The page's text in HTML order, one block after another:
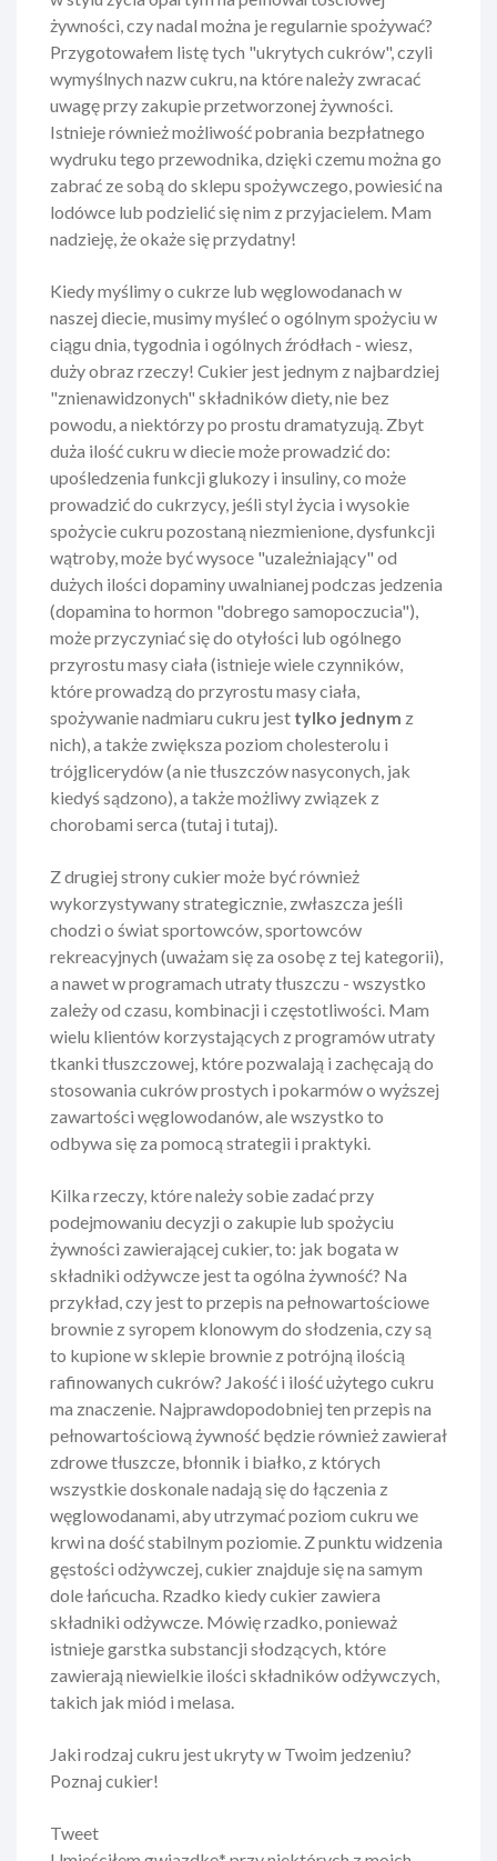
żywności, czy nadal można je regularnie spożywać?
Przygotowałem listę tych "ukrytych cukrów", czyli
wymyślnych nazw cukru, na które należy zwracać
uwagę przy zakupie przetworzonej żywności.
Istnieje również możliwość pobrania bezpłatnego
wydruku tego przewodnika, dzięki czemu można go
zabrać ze sobą do sklepu spożywczego, powiesić na
lodówce lub podzielić się nim z przyjacielem. Mam
nadzieję, że okaże się przydatny!
Kiedy myślimy o cukrze lub węglowodanach w
naszej diecie, musimy myśleć o ogólnym spożyciu w
ciągu dnia, tygodnia i ogólnych źródłach - wiesz,
duży obraz rzeczy! Cukier jest jednym z najbardziej
"znienawidzonych" składników diety, nie bez
powodu, a niektórzy po prostu dramatyzują. Zbyt
duża ilość cukru w diecie może prowadzić do:
upośledzenia funkcji glukozy i insuliny, co może
prowadzić do cukrzycy, jeśli styl życia i wysokie
spożycie cukru pozostaną niezmienione, dysfunkcji
wątroby, może być wysoce "uzależniający" od
dużych ilości dopaminy uwalnianej podczas jedzenia
(dopamina to hormon "dobrego samopoczucia"),
może przyczyniać się do otyłości lub ogólnego
przyrostu masy ciała (istnieje wiele czynników,
które prowadzą do przyrostu masy ciała,
spożywanie nadmiaru cukru jest tylko jednym z
nich), a także zwiększa poziom cholesterolu i
trójglicerydów (a nie tłuszczów nasyconych, jak
kiedyś sądzono), a także możliwy związek z
chorobami serca (tutaj i tutaj).
Z drugiej strony cukier może być również
wykorzystywany strategicznie, zwłaszcza jeśli
chodzi o świat sportowców, sportowców
rekreacyjnych (uważam się za osobę z tej kategorii),
a nawet w programach utraty tłuszczu - wszystko
zależy od czasu, kombinacji i częstotliwości. Mam
wielu klientów korzystających z programów utraty
tkanki tłuszczowej, które pozwalają i zachęcają do
stosowania cukrów prostych i pokarmów o wyższej
zawartości węglowodanów, ale wszystko to
odbywa się za pomocą strategii i praktyki.
Kilka rzeczy, które należy sobie zadać przy
podejmowaniu decyzji o zakupie lub spożyciu
żywności zawierającej cukier, to: jak bogata w
składniki odżywcze jest ta ogólna żywność? Na
przykład, czy jest to przepis na pełnowartościowe
brownie z syropem klonowym do słodzenia, czy są
to kupione w sklepie brownie z potrójną ilością
rafinowanych cukrów? Jakość i ilość użytego cukru
ma znaczenie. Najprawdopodobniej ten przepis na
pełnowartościową żywność będzie również zawierał
zdrowe tłuszcze, błonnik i białko, z których
wszystkie doskonale nadają się do łączenia z
węglowodanami, aby utrzymać poziom cukru we
krwi na dość stabilnym poziomie. Z punktu widzenia
gęstości odżywczej, cukier znajduje się na samym
dole łańcucha. Rzadko kiedy cukier zawiera
składniki odżywcze. Mówię rzadko, ponieważ
istnieje garstka substancji słodzących, które
zawierają niewielkie ilości składników odżywczych,
takich jak miód i melasa.
Jaki rodzaj cukru jest ukryty w Twoim jedzeniu?
Poznaj cukier!
Tweet